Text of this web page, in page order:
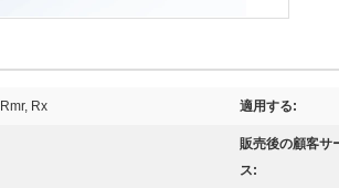
Rx 適用する:
販売後の顧客サ
ス: